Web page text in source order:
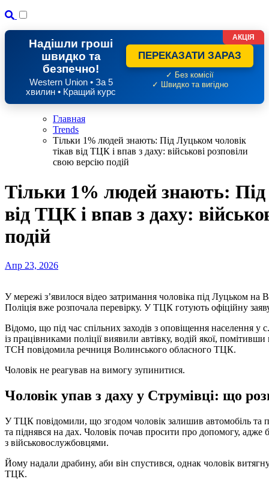
Надішли гроші
швидко та
безпечно!
Western Union • За 5
хвилин • Кращий курс
ПЕРЕКАЗАТИ ЗАРАЗ
✓ Без комісії
✓ Швидко та вигідно
АКЦІЯ
Главная
Trends
Тільки 1% людей знають: Під Луцьком чоловік
тікав від ТЦК і впав з даху: військові розповіли
свою версію подій
Тільки 1% людей знають:
від ТЦК і впав з даху:
подій
Апр 23, 2026
У мережі з’явилося відео затримання чоловіка під Луцьком
Поліція вже розпочала перевірку. У ТЦК готують офіційну
Відомо, що під час спільних заходів з оповіщення населення
із працівниками поліції виявили автівку, водій якої,
ТСН повідомила речниця Волинського обласного ТЦК.
Чоловік не реагував на вимогу зупинитися.
Чоловік упав з даху у Струмівці: що
У ТЦК повідомили, що згодом чоловік залишив автомобіль та
та піднявся на дах. Чоловік почав просити про допомогу, адже
з військовослужбовцями.
Йому надали драбину, аби він спустився, однак чоловік
ТЦК.